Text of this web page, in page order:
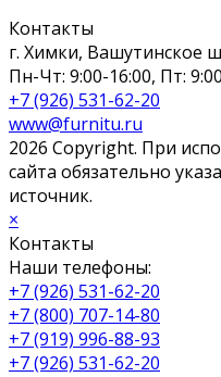
Контакты
г. Химки, Вашутинское
Пн-Чт: 9:00-16:00, Пт:
+7 (926) 531-62-20
www@furnitu.ru
2026 Copyright. При
сайта обязательно
источник.
×
Контакты
Наши телефоны:
+7 (926) 531-62-20
+7 (800) 707-14-80
+7 (919) 996-88-93
+7 (926) 531-62-20